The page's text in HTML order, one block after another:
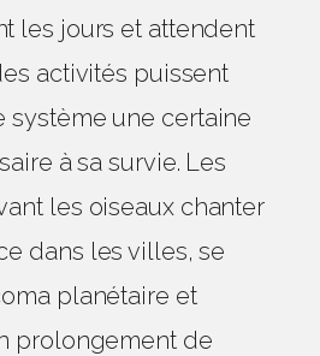
les jours et attendent
activités puissent
système une certaine
à sa survie. Les
les oiseaux chanter
dans les villes, se
planétaire et
prolongement de